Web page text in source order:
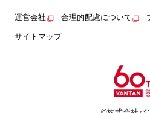
運営会社 合理的配慮について
サイトマップ